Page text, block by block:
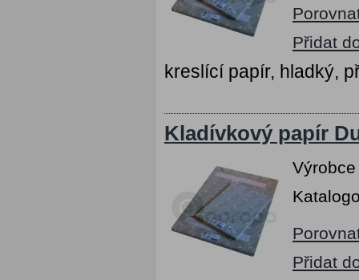
Přidat
kreslící papír, hladký,
Kladívkový papír
Přidat